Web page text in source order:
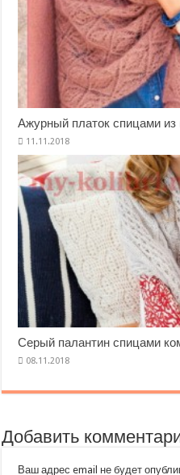
Ажурный платок спицами из
Серый палантин спицами
Добавить
Ваш адрес email не будет